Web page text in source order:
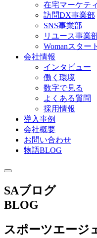
在宅マーケテ
訪問DX事業部
SNS事業部
リユース事業
Womanスター
会社情報
インタビュー
働く環境
数字で見る
よくある質問
採用情報
導入事例
会社概要
お問い合わせ
物語BLOG
SAブログ
BLOG
スポーツエージ